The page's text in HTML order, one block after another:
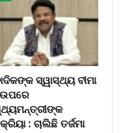
ସ୍ୱାସ୍ଥ୍ୟ ବୀମା
: ଚାଲିଛି ତର୍ଜମା